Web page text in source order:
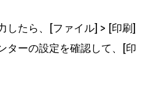
したら、[ファイル] > [印刷]
ターの設定を確認して、[印